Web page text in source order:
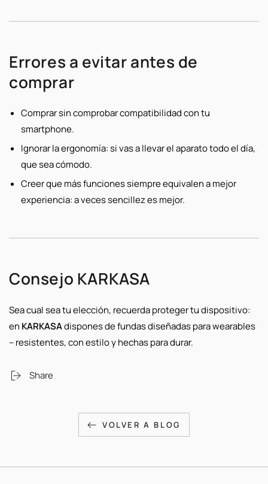
Errores a evitar antes de
comprar
Comprar sin comprobar compatibilidad con tu
smartphone.
Ignorar la ergonomía: si vas a llevar el aparato todo el día,
que sea cómodo.
Creer que más funciones siempre equivalen a mejor
experiencia: a veces sencillez es mejor.
Consejo KARKASA
Sea cual sea tu elección, recuerda proteger tu dispositivo:
en KARKASAdispones de fundas diseñadas para wearables
– resistentes, con estilo y hechas para durar.
Share
VOLVER A BLOG